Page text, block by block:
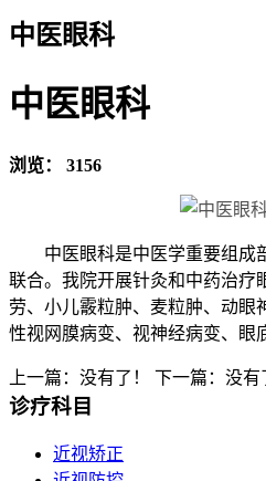
中医眼科
中医眼科
浏览： 3156
中医眼科是中医学重要组成
联合。我院开展针灸和中药治疗
劳、小儿霰粒肿、麦粒肿、动眼
性视网膜病变、视神经病变、眼
上一篇：没有了！ 下一篇：没有
诊疗科目
近视矫正